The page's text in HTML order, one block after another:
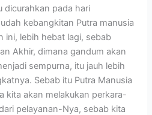
dicurahkan pada hari
kebangkitan Putra manusia
ini, lebih hebat lagi, sebab
Akhir, dimana gandum akan
sempurna, itu jauh lebih
Sebab itu Putra Manusia
kita akan melakukan perkara-
pelayanan-Nya, sebab kita